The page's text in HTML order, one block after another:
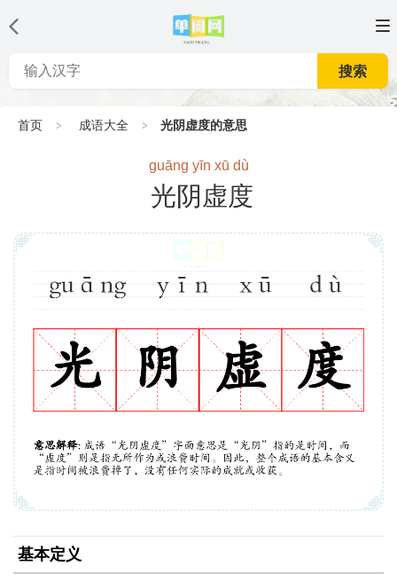
搜索
首页 成语大全 光阴虚度的意思
guāng yīn xū dù
光阴虚度
基本定义